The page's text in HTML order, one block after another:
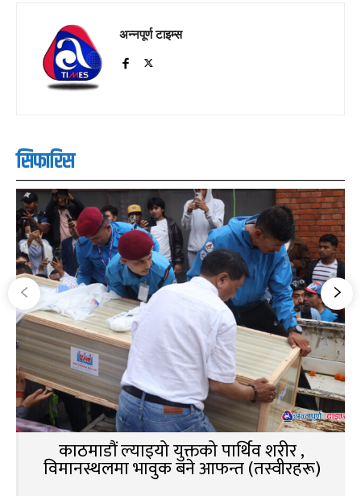
अन्नपूर्ण टाइम्स
सिफारिस
काठमाडौं ल्याइयो युक्तको पार्थिव शरीर ,
विमानस्थलमा भावुक बने आफन्त (तस्वीरहरू)